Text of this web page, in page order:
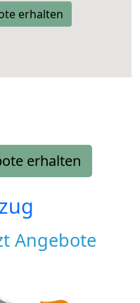
erhalten
erhalten
Angebote